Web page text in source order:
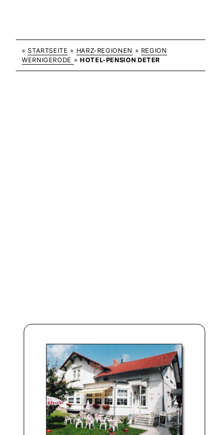
» STARTSEITE » HARZ-REGIONEN » REGION
WERNIGERODE » HOTEL-PENSION DETER